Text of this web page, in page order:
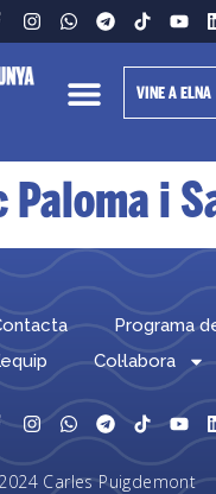
VINE A ELNA
Paloma i
Programa
Col·labora
Carles Puigdemont